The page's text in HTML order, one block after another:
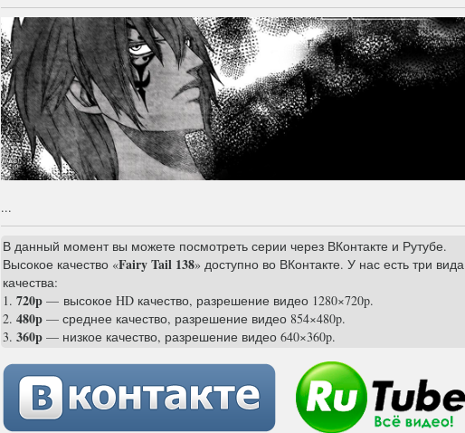
...
В данный момент вы можете посмотреть серии через ВКонтакте и Рутубе.
Высокое качество «Fairy Tail 138» доступно во ВКонтакте. У нас есть три вида
качества:
1. 720p— высокое HD качество, разрешение видео 1280×720p.
2. 480p— среднее качество, разрешение видео 854×480p.
3. 360p— низкое качество, разрешение видео 640×360p.